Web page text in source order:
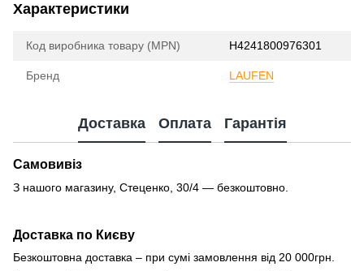
Характеристики
Код виробника товару (MPN) H4241800976301
Бренд LAUFEN
Доставка Оплата Гарантія
Самовивіз
З нашого магазину, Стеценко, 30/4 — безкоштовно.
Доставка по Києву
Безкоштовна доставка – при сумі замовлення від 20 000грн.